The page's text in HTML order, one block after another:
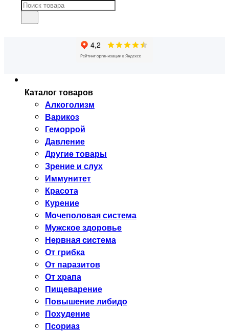
Каталог товаров
Алкоголизм
Варикоз
Геморрой
Давление
Другие товары
Зрение и слух
Иммунитет
Красота
Курение
Мочеполовая система
Мужское здоровье
Нервная система
От грибка
От паразитов
От храпа
Пищеварение
Повышение либидо
Похудение
Псориаз